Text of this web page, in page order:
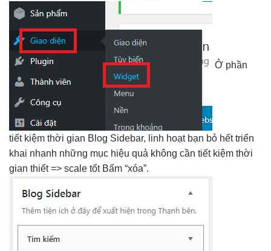
Ở phần
tiết kiệm thời gian Blog Sidebar, linh hoạtbạn bỏ hếttriển
khai nhanh những mục hiệu quả không cần tiết kiệm thời
gian thiết => scale tốtBấm “xóa”.